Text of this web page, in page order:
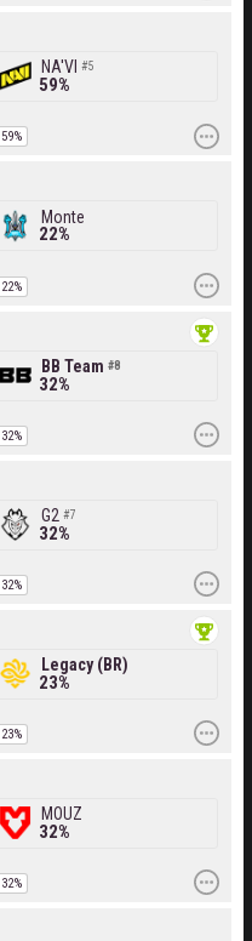
59%
NA'VI 5
59%
22%
Monte
22%
32%
BB Team 8
32%
32%
G2 7
32%
23%
Legacy (BR)
23%
32%
MOUZ
32%